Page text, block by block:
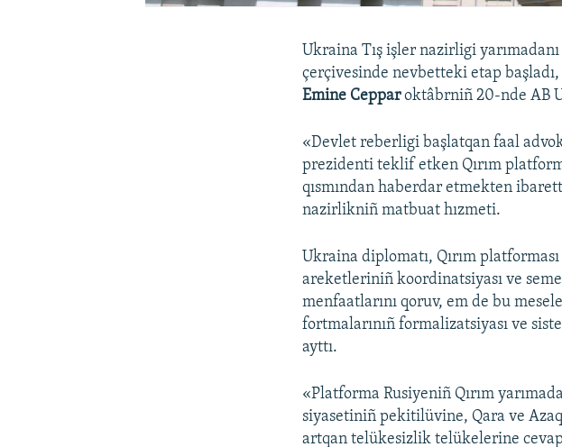
Ukraina Tış işler nazirligi
çerçivesinde nevbetteki etap
Emine Cepparoktâbrniñ 20-nde AB
«Devlet reberligi başlatqan faal
prezidenti teklif etken Qırım
qısmından haberdar etmekten
nazirlikniñ matbuat hızmeti.
Ukraina diplomatı, Qırım
areketleriniñ koordinatsiyası ve
menfaatlarını qoruv, em de bu
fortmalarınıñ formalizatsiyası ve
ayttı.
«Platforma Rusiyeniñ Qırım
siyasetiniñ pekitilüvine, Qara ve
artqan telükesizlik telükelerine